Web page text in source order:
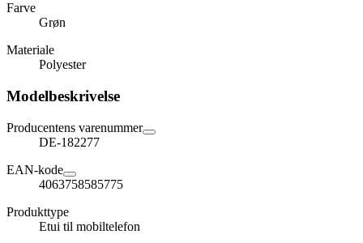
Farve
Grøn
Materiale
Polyester
Modelbeskrivelse
Producentens varenummer
DE-182277
EAN-kode
4063758585775
Produkttype
Etui til mobiltelefon